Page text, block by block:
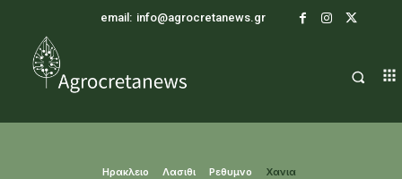
email: info@agrocretanews.gr
Ηρακλειο Λασιθι Ρεθυμνο Χανια